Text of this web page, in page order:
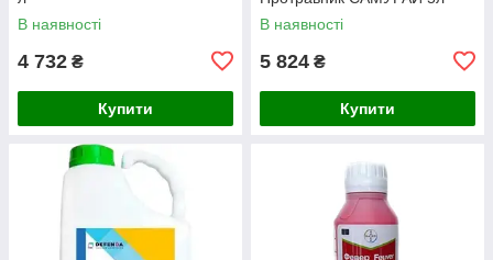
В наявності
4 732 ₴
Купити
В наявності
5 824 ₴
Купити